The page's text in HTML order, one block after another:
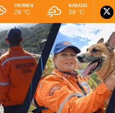
VIERNES
26 °C
SÁBADO
29 °C